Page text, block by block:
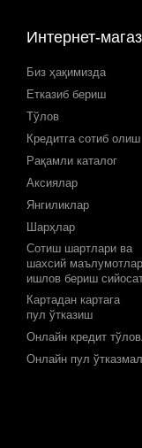
Интернет-
Биз ҳақимизда
Етказиб бериш
Тўлов
Кредитга сотиб олиш
Рақамли каталог
Аксиялар
Янгиликлар
Шарҳлар
Сотиш шартлари ва
шахсий
ишлов бериш
Картадан картага
пул ўтказиш
Онлайн кредит
Онлайн пул